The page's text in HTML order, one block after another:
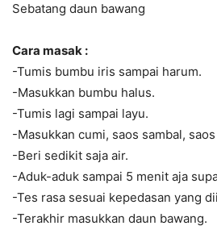
Sebatang daun bawang
Cara masak :
-Tumis bumbu iris sampai harum.
-Masukkan bumbu halus.
-Tumis lagi sampai layu.
-Masukkan cumi, saos sambal,
-Beri sedikit saja air.
-Aduk-aduk sampai 5 menit aja
-Tes rasa sesuai kepedasan yang
-Terakhir masukkan daun bawang.